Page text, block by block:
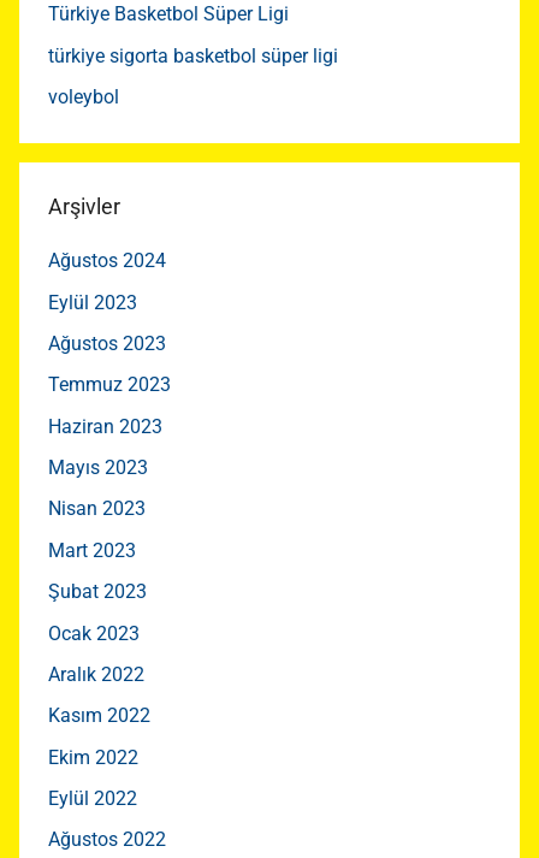
Türkiye Basketbol Süper Ligi
türkiye sigorta basketbol süper ligi
voleybol
Arşivler
Ağustos 2024
Eylül 2023
Ağustos 2023
Temmuz 2023
Haziran 2023
Mayıs 2023
Nisan 2023
Mart 2023
Şubat 2023
Ocak 2023
Aralık 2022
Kasım 2022
Ekim 2022
Eylül 2022
Ağustos 2022